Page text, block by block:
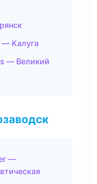
Калуга
— Великий
—